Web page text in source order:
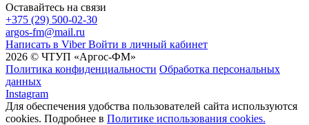
Оставайтесь на связи
+375 (29) 500-02-30
argos-fm@mail.ru
Написать в Viber Войти в личный кабинет
2026 © ЧТУП «Аргос-ФМ»
Политика конфиденциальности Обработка персональных
данных
Instagram
Для обеспечения удобства пользователей сайта используются
cookies. Подробнее в Политике использования cookies.